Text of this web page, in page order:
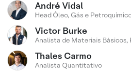
André Vidal
Head Óleo, Gás e
Victor Burke
Analista de Materiais Básicos,
Thales Carmo
Analista Quantitativo